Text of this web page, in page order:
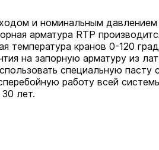
и номинальным
арматура RTP
кранов 0-120
на запорную арматуру из
специальную пасту
работу всей
лет.